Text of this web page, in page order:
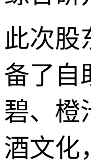
此次股
备了自
碧、橙
酒文化